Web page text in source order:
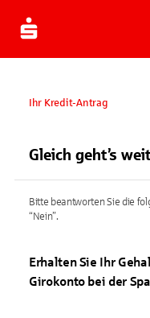
Ihr Kredit-Antrag
Gleich geht’s
Bitte beantworten Sie die
“Nein”.
Erhalten Sie Ihr
Girokonto bei der